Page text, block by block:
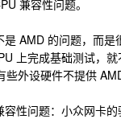
兼容性问题。
是 AMD 的问题，而是
上完成基础测试，
些外设硬件不提供
性问题：小众网卡